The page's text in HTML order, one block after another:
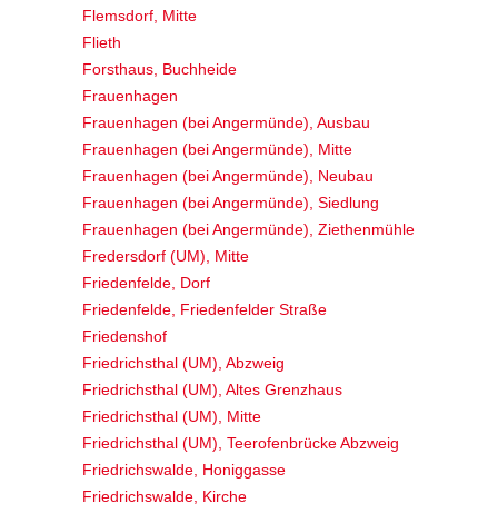
Flemsdorf, Mitte
Flieth
Forsthaus, Buchheide
Frauenhagen
Frauenhagen (bei Angermünde), Ausbau
Frauenhagen (bei Angermünde), Mitte
Frauenhagen (bei Angermünde), Neubau
Frauenhagen (bei Angermünde), Siedlung
Frauenhagen (bei Angermünde), Ziethenmühle
Fredersdorf (UM), Mitte
Friedenfelde, Dorf
Friedenfelde, Friedenfelder Straße
Friedenshof
Friedrichsthal (UM), Abzweig
Friedrichsthal (UM), Altes Grenzhaus
Friedrichsthal (UM), Mitte
Friedrichsthal (UM), Teerofenbrücke Abzweig
Friedrichswalde, Honiggasse
Friedrichswalde, Kirche